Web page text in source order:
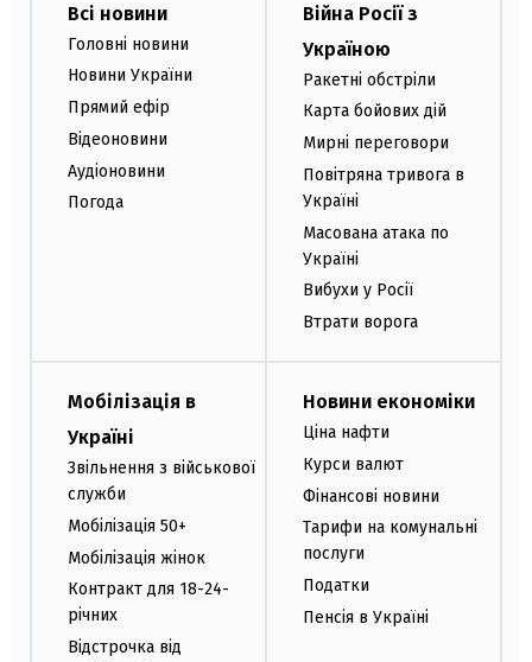
Всі новини
Головні новини
Новини України
Прямий ефір
Відеоновини
Аудіоновини
Погода
Війна Росії з
Україною
Ракетні обстріли
Карта бойових дій
Мирні переговори
Повітряна тривога в
Україні
Масована атака по
Україні
Вибухи у Росії
Втрати ворога
Мобілізація в
Україні
Звільнення з військової
служби
Мобілізація 50+
Мобілізація жінок
Контракт для 18-24-
річних
Відстрочка від
Новини економіки
Ціна нафти
Курси валют
Фінансові новини
Тарифи на комунальні
послуги
Податки
Пенсія в Україні